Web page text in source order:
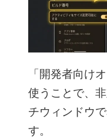
「開発者向け
使うことで、
チウィンドウ
す。